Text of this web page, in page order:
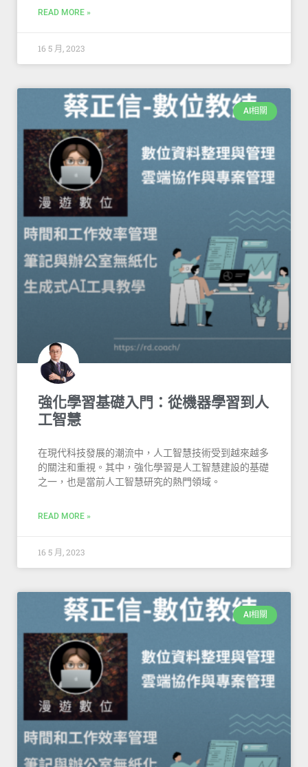
READ MORE »
16 5 月, 2023
AI相關
強化學習基礎入門：從機器學習到人
工智慧
在現代科技發展的潮流中，人工智慧技術受到越來越多
的關注和重視。其中，強化學習是人工智慧建設的基礎
之一，也是當前人工智慧研究的熱門領域。
READ MORE »
16 5 月, 2023
AI相關